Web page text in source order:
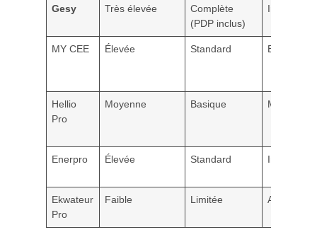
Gesy Très élevée
Complète
(PDP inclus)
Intégrée
MY CEE Élevée Standard Externe
Hellio
Pro
Moyenne Basique Manuelle
Enerpro Élevée Standard Intégrée
Ekwateur
Pro
Faible Limitée Absente